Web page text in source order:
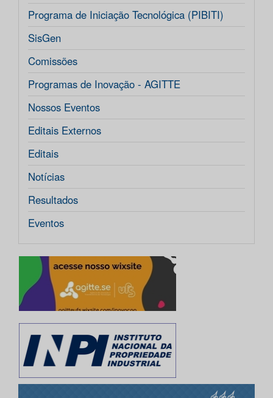
Programa de Iniciação Tecnológica (PIBITI)
SisGen
Comissões
Programas de Inovação - AGITTE
Nossos Eventos
Editais Externos
Editais
Notícias
Resultados
Eventos